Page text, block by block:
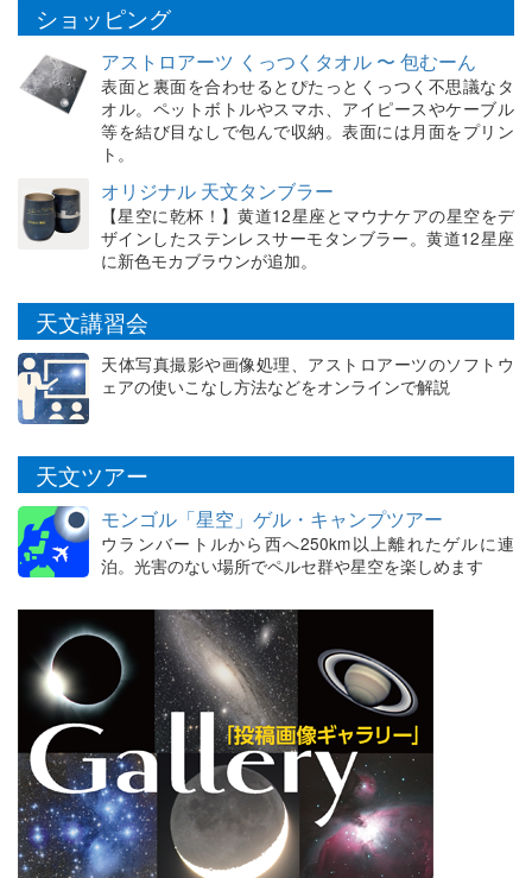
ショッピング
アストロアーツ くっつくタオル 〜 包むーん
表面と裏面を合わせるとぴたっとくっつく不思議なタ
オル。ペットボトルやスマホ、アイピースやケーブル
等を結び目なしで包んで収納。表面には月面をプリン
ト。
オリジナル 天文タンブラー
【星空に乾杯！】黄道12星座とマウナケアの星空をデ
ザインしたステンレスサーモタンブラー。黄道12星座
に新色モカブラウンが追加。
天文講習会
天体写真撮影や画像処理、アストロアーツのソフトウ
ェアの使いこなし方法などをオンラインで解説
天文ツアー
モンゴル「星空」ゲル・キャンプツアー
ウランバートルから西へ250km以上離れたゲルに連
泊。光害のない場所でペルセ群や星空を楽しめます